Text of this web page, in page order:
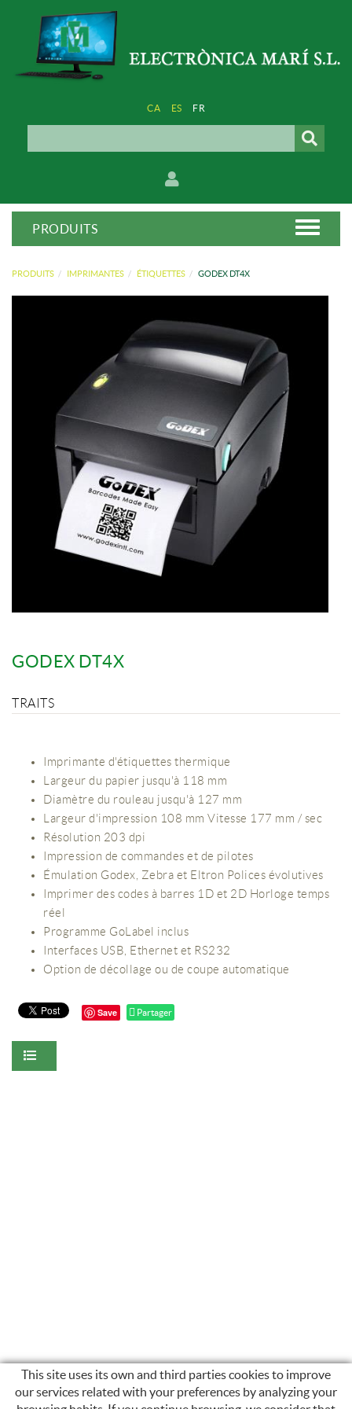
CA ES FR
PRODUITS
PRODUITS IMPRIMANTES ÉTIQUETTES GODEX DT4X
GODEX DT4X
TRAITS
Imprimante d'étiquettes thermique
Largeur du papier jusqu'à 118 mm
Diamètre du rouleau jusqu'à 127 mm
Largeur d'impression 108 mm Vitesse 177 mm / sec
Résolution 203 dpi
Impression de commandes et de pilotes
Émulation Godex, Zebra et Eltron Polices évolutives
Imprimer des codes à barres 1D et 2D Horloge temps
réel
Programme GoLabel inclus
Interfaces USB, Ethernet et RS232
Option de décollage ou de coupe automatique
Save Partager
This site uses its own and third parties cookies to improve
our services related with your preferences by analyzing your